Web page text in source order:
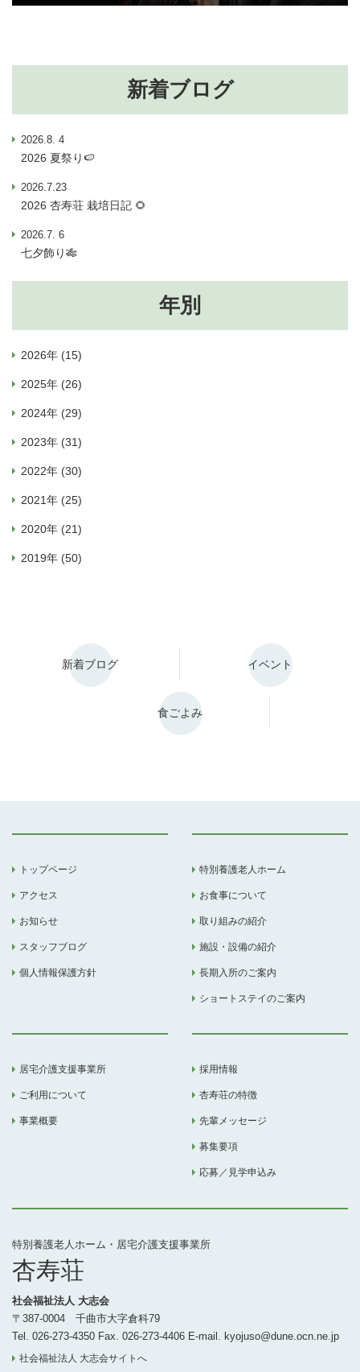
新着ブログ
2026.8. 4
2026 夏祭り🍉
2026.7.23
2026 杏寿荘 栽培日記 🌻
2026.7. 6
七夕飾り🎋
年別
2026年 (15)
2025年 (26)
2024年 (29)
2023年 (31)
2022年 (30)
2021年 (25)
2020年 (21)
2019年 (50)
新着ブログ イベント
食ごよみ
特別養護老人ホーム・居宅介護支援事業所
杏寿荘
社会福祉法人 大志会
〒387-0004 千曲市大字倉科79
Tel. 026-273-4350 Fax. 026-273-4406 E-mail. kyojuso@dune.ocn.ne.jp
社会福祉法人 大志会サイトへ
トップページ
アクセス
お知らせ
スタッフブログ
個人情報保護方針
特別養護老人ホーム
お食事について
取り組みの紹介
施設・設備の紹介
長期入所のご案内
ショートステイのご案内
居宅介護支援事業所
ご利用について
事業概要
採用情報
杏寿荘の特徴
先輩メッセージ
募集要項
応募／見学申込み